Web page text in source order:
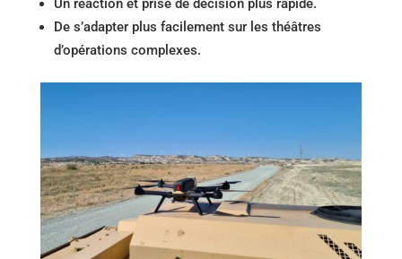
Un réaction et prise de décision plus rapide.
De s’adapter plus facilement sur les théâtres
d’opérations complexes.